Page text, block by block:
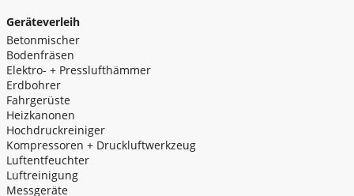
Geräteverleih
Betonmischer
Bodenfräsen
Elektro- + Presslufthämmer
Erdbohrer
Fahrgerüste
Heizkanonen
Hochdruckreiniger
Kompressoren + Druckluftwerkzeug
Luftentfeuchter
Luftreinigung
Messgeräte